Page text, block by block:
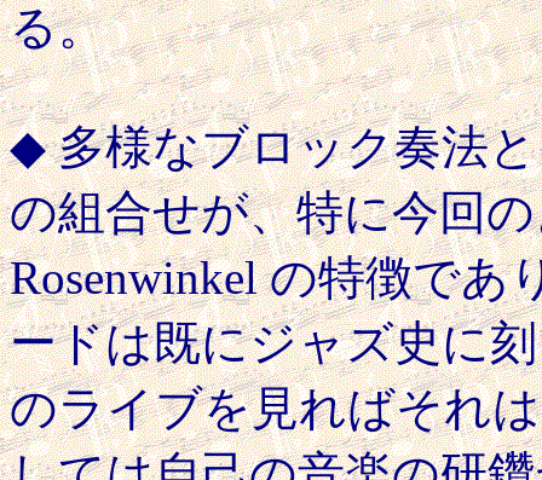
る。
◆ 多様なブロック奏法
の組合せが、特に今回
Rosenwinkel の特徴で
ードは既にジャズ史に
のライブを見ればそれ